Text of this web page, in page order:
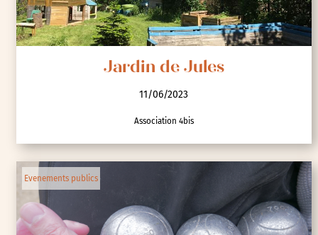
Jardin de Jules
11/06/2023
Association 4bis
Evenements publics